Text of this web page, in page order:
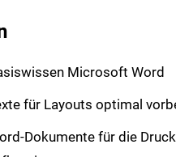
Microsoft Word
für Layouts optimal
Dokumente für die